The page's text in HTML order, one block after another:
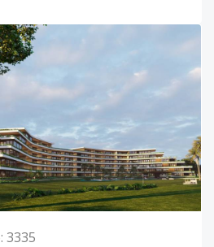
: 3335